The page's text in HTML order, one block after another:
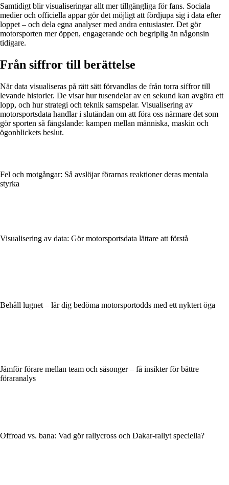
Samtidigt blir visualiseringar allt mer tillgängliga för fans. Sociala
medier och officiella appar gör det möjligt att fördjupa sig i data efter
loppet – och dela egna analyser med andra entusiaster. Det gör
motorsporten mer öppen, engagerande och begriplig än någonsin
tidigare.
Från siffror till berättelse
När data visualiseras på rätt sätt förvandlas de från torra siffror till
levande historier. De visar hur tusendelar av en sekund kan avgöra ett
lopp, och hur strategi och teknik samspelar. Visualisering av
motorsportsdata handlar i slutändan om att föra oss närmare det som
gör sporten så fängslande: kampen mellan människa, maskin och
ögonblickets beslut.
Fel och motgångar: Så avslöjar förarnas reaktioner deras mentala
styrka
Visualisering av data: Gör motorsportsdata lättare att förstå
Behåll lugnet – lär dig bedöma motorsportodds med ett nyktert öga
Jämför förare mellan team och säsonger – få insikter för bättre
föraranalys
Offroad vs. bana: Vad gör rallycross och Dakar-rallyt speciella?